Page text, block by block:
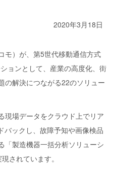
2020年3月18日
モ）が、第5世代移動通信方式
ョンとして、産業の高度化、街
の解決につながる22のソリュー
現場データをクラウド上でリア
バックし、故障予知や画像検品
「製造機器一括分析ソリューシ
されています。